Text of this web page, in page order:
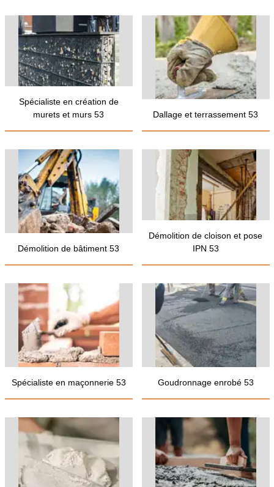
Spécialiste en création de
murets et murs 53
Dallage et terrassement 53
Démolition de bâtiment 53
Démolition de cloison et pose
IPN 53
Spécialiste en maçonnerie 53 Goudronnage enrobé 53